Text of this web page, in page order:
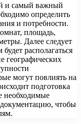
и самый важный
определить
и потребности.
площадь,
Далее следует
располагаться
географических
могут повлиять на
подготовка
необходимые
чтобы